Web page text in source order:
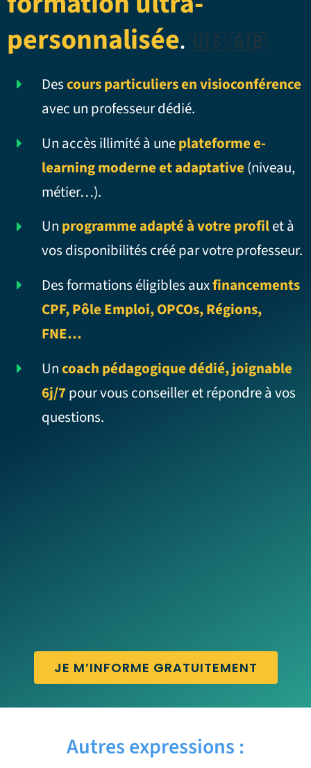
personnalisée.🇺🇸 🇬🇧
Descours particuliers en visioconférence
avec un professeur dédié.
Un accès illimité à uneplateforme e-
learning moderne et adaptative (niveau,
métier…).
Un programme adapté à votre profilet à
vos disponibilités créé par votre professeur.
Des formations éligibles auxfinancements
CPF, Pôle Emploi, OPCOs, Régions,
FNE…
Uncoach pédagogique dédié, joignable
6j/7pour vous conseiller et répondre à vos
questions.
JE M’INFORME GRATUITEMENT
Autres expressions :